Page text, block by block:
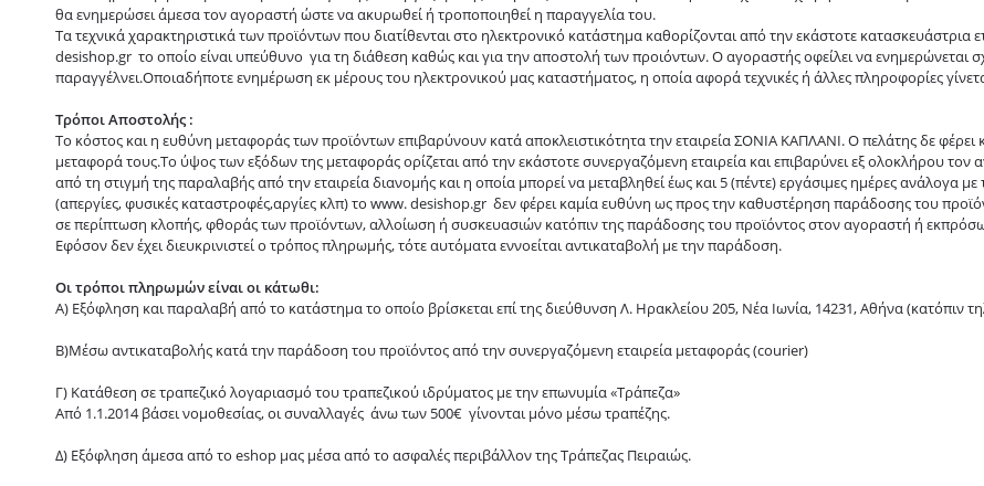
θα ενημερώσει άμεσα τον αγοραστή ώστε να ακυρωθεί ή τροποποιηθεί η παραγγελία του.
Τα τεχνικά χαρακτηριστικά των προϊόντων που διατίθενται στο ηλεκτρονικό κατάστημα καθορίζονται από την εκάστοτε
desishop.gr το οποίο είναι υπεύθυνο για τη διάθεση καθώς και για την αποστολή των προιόντων. Ο αγοραστής οφείλει να ενημερώνεται
παραγγέλνει.Οποιαδήποτε ενημέρωση εκ μέρους του ηλεκτρονικού μας καταστήματος, η οποία αφορά τεχνικές ή άλλες πληροφορίες
Τρόποι Αποστολής :
Το κόστος και η ευθύνη μεταφοράς των προϊόντων επιβαρύνουν κατά αποκλειστικότητα την εταιρείαΣΟΝΙΑ ΚΑΠΛΑΝΙ. Ο πελάτης δε
μεταφορά τους.Το ύψος των εξόδων της μεταφοράς ορίζεται από την εκάστοτε συνεργαζόμενη εταιρεία και επιβαρύνει εξ ολοκλήρου
από τη στιγμή της παραλαβής από την εταιρεία διανομής και η οποία μπορεί να μεταβληθεί έως και 5 (πέντε) εργάσιμες ημέρες ανάλογα
(απεργίες, φυσικές καταστροφές,αργίες κλπ) το www. desishop.gr δεν φέρει καμία ευθύνη ως προς την καθυστέρηση παράδοσης του
σε περίπτωση κλοπής, φθοράς των προϊόντων, αλλοίωση ή συσκευασιών κατόπιν της παράδοσης του προϊόντος στον αγοραστή ή
Εφόσον δεν έχει διευκρινιστεί ο τρόπος πληρωμής, τότε αυτόματα εννοείται αντικαταβολή με την παράδοση.
Οι τρόποι πληρωμών είναι οι κάτωθι:
Α) Εξόφληση και παραλαβή από το κατάστημα το οποίο βρίσκεται επί της διεύθυνση Λ. Ηρακλείου 205, Νέα Ιωνία, 14231, Αθήνα(κατόπιν
Β)Μέσω αντικαταβολής κατά την παράδοση του προϊόντος από την συνεργαζόμενη εταιρεία μεταφοράς (courier)
Γ) Κατάθεση σε τραπεζικό λογαριασμό του τραπεζικού ιδρύματος με την επωνυμία «Τράπεζα»
Από 1.1.2014 βάσει νομοθεσίας, οι συναλλαγές άνω των 500€ γίνονται μόνο μέσω τραπέζης.
Δ) Εξόφληση άμεσα από το eshop μας μέσα από το ασφαλές περιβάλλον της Τράπεζας Πειραιώς.